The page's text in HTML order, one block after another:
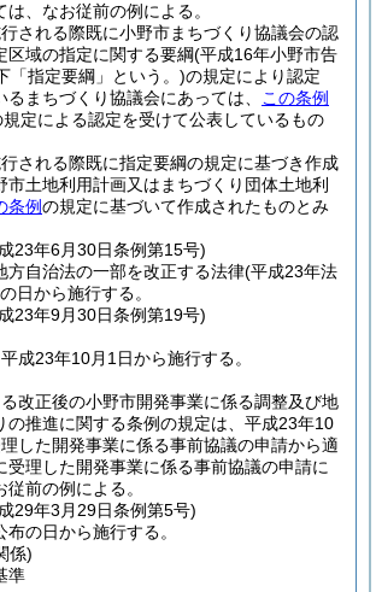
は、なお従前の例による。
される際既に小野市まちづくり協議会の認
区域の指定に関する要綱(平成16年小野市告
「指定要綱」という。)の規定により認定
るまちづくり協議会にあっては、
この条例
規定による認定を受けて公表しているもの
される際既に指定要綱の規定に基づき作成
市土地利用計画又はまちづくり団体土地利
条例の規定に基づいて作成されたものとみ
23年6月30日条例第15号)
方自治法の一部を改正する法律(平成23年法
日から施行する。
23年9月30日条例第19号)
成23年10月1日から施行する。
改正後の小野市開発事業に係る調整及び地
の推進に関する条例の規定は、平成23年10
した開発事業に係る事前協議の申請から適
受理した開発事業に係る事前協議の申請に
前の例による。
29年3月29日条例第5号)
布の日から施行する。
係)
準